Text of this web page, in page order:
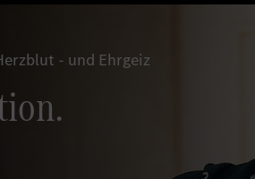
- und Ehrgeiz